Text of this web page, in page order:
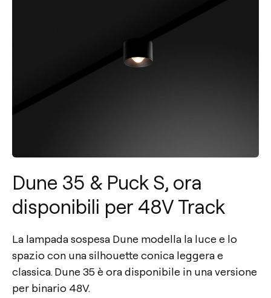
Dune 35 & Puck S, ora
disponibili per 48V Track
La lampada sospesa Dune modella la luce e lo
spazio con una silhouette conica leggera e
classica. Dune 35 è ora disponibile in una versione
per binario 48V.